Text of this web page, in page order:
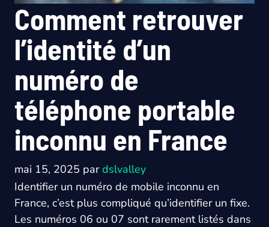
Comment retrouver
l’identité d’un
numéro de
téléphone portable
inconnu en France
mai 15, 2025 pardslvalley
Identifier un numéro de mobile inconnu en
France, c’est plus compliqué qu’identifier un fixe.
Les numéros 06 ou 07 sont rarement listés dans